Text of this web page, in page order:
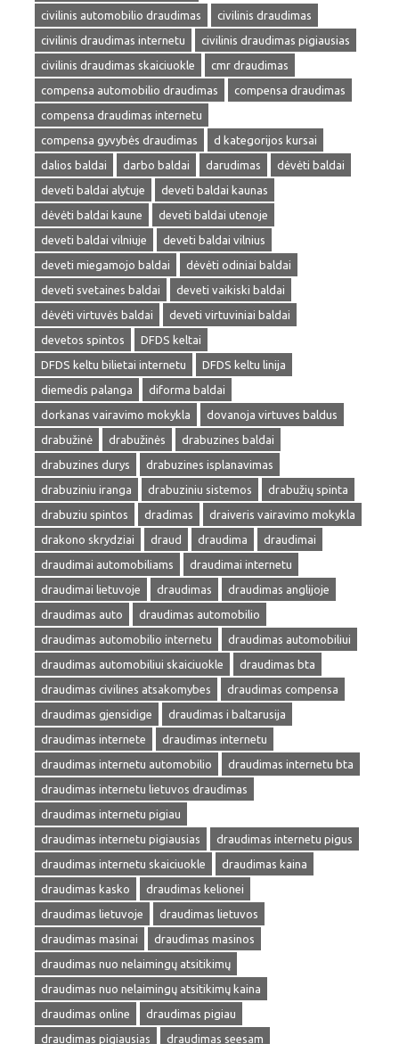
civilinis automobilio draudimas
civilinis draudimas
civilinis draudimas internetu
civilinis draudimas pigiausias
civilinis draudimas skaiciuokle
cmr draudimas
compensa automobilio draudimas
compensa draudimas
compensa draudimas internetu
compensa gyvybės draudimas
d kategorijos kursai
dalios baldai
darbo baldai darudimas
dėvėti baldai
deveti baldai alytuje
deveti baldai kaunas
dėvėti baldai kaune
deveti baldai utenoje
deveti baldai vilniuje
deveti baldai vilnius
deveti miegamojo baldai
dėvėti odiniai baldai
deveti svetaines baldai
deveti vaikiski baldai
dėvėti virtuvės baldai
deveti virtuviniai baldai
devetos spintos
DFDS keltai
DFDS keltu bilietai internetu
DFDS keltu linija
diemedis palanga
diforma baldai
dorkanas vairavimo mokykla
dovanoja virtuves baldus
drabužinė
drabužinės
drabuzines baldai
drabuzines durys
drabuzines isplanavimas
drabuziniu iranga
drabuziniu sistemos
drabužių spinta
drabuziu spintos
dradimas
draiveris vairavimo mokykla
drakono skrydziai
draud draudima
draudimai
draudimai automobiliams
draudimai internetu
draudimai lietuvoje
draudimas
draudimas anglijoje
draudimas auto
draudimas automobilio
draudimas automobilio internetu
draudimas automobiliui
draudimas automobiliui skaiciuokle
draudimas bta
draudimas civilines atsakomybes
draudimas compensa
draudimas gjensidige
draudimas i baltarusija
draudimas internete
draudimas internetu
draudimas internetu automobilio
draudimas internetu bta
draudimas internetu lietuvos draudimas
draudimas internetu pigiau
draudimas internetu pigiausias
draudimas internetu pigus
draudimas internetu skaiciuokle
draudimas kaina
draudimas kasko
draudimas kelionei
draudimas lietuvoje
draudimas lietuvos
draudimas masinai
draudimas masinos
draudimas nuo nelaimingų atsitikimų
draudimas nuo nelaimingų atsitikimų kaina
draudimas online
draudimas pigiau
draudimas pigiausias
draudimas seesam